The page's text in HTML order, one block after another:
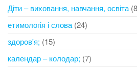
Діти – виховання, навчання, освіта
етимологія і слова (24)
здоров'я; (15)
календар – колодар; (7)